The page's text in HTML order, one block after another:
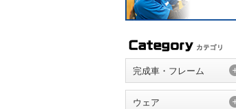
完成車・フレーム
ウェア